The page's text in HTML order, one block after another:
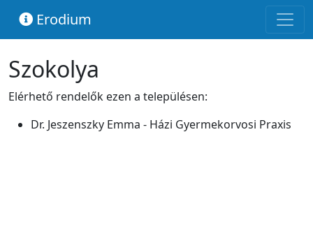
Erodium
Szokolya
Elérhető rendelők ezen a településen:
Dr. Jeszenszky Emma - Házi Gyermekorvosi Praxis